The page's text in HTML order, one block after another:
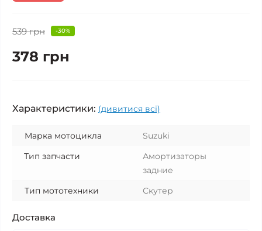
539 грн -30%
378 грн
Характеристики: (дивитися всі)
Марка мотоцикла
Suzuki
Тип запчасти
Амортизаторы
задние
Тип мототехники
Скутер
Доставка